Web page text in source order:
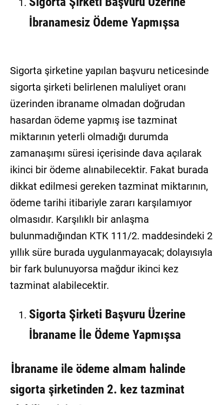
İbranamesiz Ödeme Yapmışsa
Sigorta şirketine yapılan başvuru neticesinde
sigorta şirketi belirlenen maluliyet oranı
üzerinden ibraname olmadan doğrudan
hasardan ödeme yapmış ise tazminat
miktarının yeterli olmadığı durumda
zamanaşımı süresi içerisinde dava açılarak
ikinci bir ödeme alınabilecektir. Fakat burada
dikkat edilmesi gereken tazminat miktarının,
ödeme tarihi itibariyle zararı karşılamıyor
olmasıdır. Karşılıklı bir anlaşma
bulunmadığından KTK 111/2. maddesindeki 2
yıllık süre burada uygulanmayacak; dolayısıyla
bir fark bulunuyorsa mağdur ikinci kez
tazminat alabilecektir.
Sigorta Şirketi Başvuru Üzerine
İbraname İle Ödeme Yapmışsa
İbraname ile ödeme almam halinde
sigorta şirketinden 2. kez tazminat